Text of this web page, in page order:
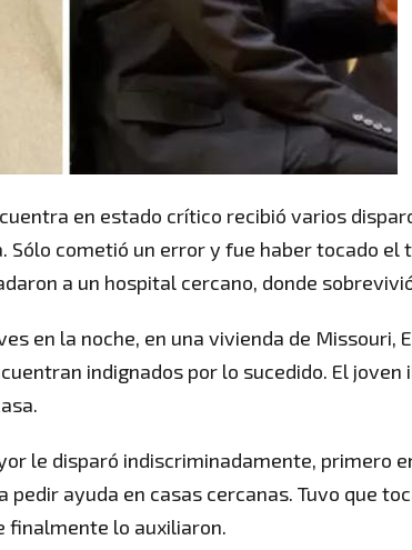
en estado crítico recibió varios
Sólo cometió un error y fue haber tocado el
a un hospital cercano, donde
en la noche, en una vivienda de Missouri,
indignados por lo sucedido. El joven
le disparó indiscriminadamente, primero
pedir ayuda en casas cercanas. Tuvo que
finalmente lo auxiliaron.